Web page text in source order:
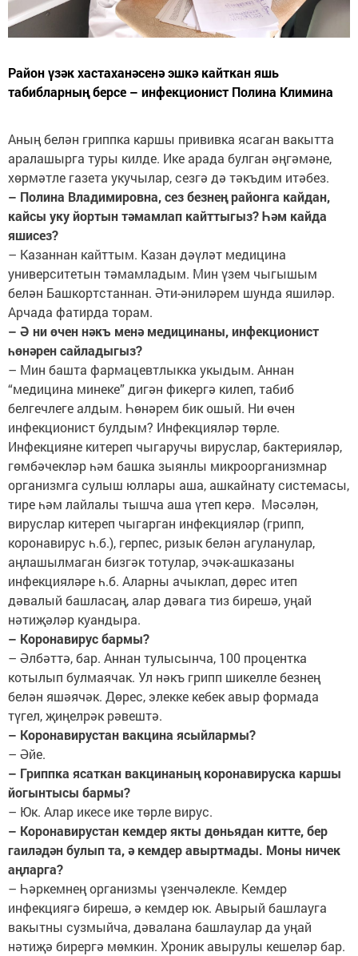
Район үзәк хастаханәсенә эшкә кайткан яшь
табибларның берсе – инфекционист Полина Климина
Аның белән гриппка каршы прививка ясаган вакытта
аралашырга туры килде. Ике арада булган әңгәмәне,
хөрмәтле газета укучылар, сезгә дә тәкъдим итәбез.
– Полина Владимировна, сез безнең районга кайдан,
кайсы уку йортын тәмамлап кайттыгыз? Һәм кайда
яшисез?
– Казаннан кайттым. Казан дәүләт медицина
университетын тәмамладым. Мин үзем чыгышым
белән Башкортстаннан. Әти-әниләрем шунда яшиләр.
Арчада фатирда торам.
– Ә ни өчен нәкъ менә медицинаны, инфекционист
һөнәрен сайладыгыз?
– Мин башта фармацевтлыкка укыдым. Аннан
“медицина минеке” дигән фикергә килеп, табиб
белгечлеге алдым. Һөнәрем бик ошый. Ни өчен
инфекционист булдым? Инфекцияләр төрле.
Инфекцияне китереп чыгаручы вируслар, бактерияләр,
гөмбәчекләр һәм башка зыянлы микроорганизмнар
организмга сулыш юллары аша, ашкайнату системасы,
тире һәм лайлалы тышча аша үтеп керә. Мәсәлән,
вируслар китереп чыгарган инфекцияләр (грипп,
коронавирус һ.б.), герпес, ризык белән агуланулар,
аңлашылмаган бизгәк тотулар, эчәк-ашказаны
инфекцияләре һ.б. Аларны ачыклап, дөрес итеп
дәвалый башласаң, алар дәвага тиз бирешә, уңай
нәтиҗәләр куандыра.
– Коронавирус бармы?
– Әлбәттә, бар. Аннан тулысынча, 100 процентка
котылып булмаячак. Ул нәкъ грипп шикелле безнең
белән яшәячәк. Дөрес, элекке кебек авыр формада
түгел, җиңелрәк рәвештә.
– Коронавирустан вакцина ясыйлармы?
– Әйе.
– Гриппка ясаткан вакцинаның коронавируска каршы
йогынтысы бармы?
– Юк. Алар икесе ике төрле вирус.
– Коронавирустан кемдер якты дөньядан китте, бер
гаиләдән булып та, ә кемдер авыртмады. Моны ничек
аңларга?
– Һәркемнең организмы үзенчәлекле. Кемдер
инфекциягә бирешә, ә кемдер юк. Авырый башлауга
вакытны сузмыйча, дәвалана башлаулар да уңай
нәтиҗә бирергә мөмкин. Хроник авырулы кешеләр бар.